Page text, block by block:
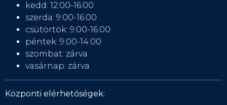
kedd: 12:00-16:00
szerda: 9:00-16:00
csütörtök: 9:00-16:00
péntek: 9:00-14:00
szombat: zárva
vasárnap: zárva
Központi elérhetőségek: